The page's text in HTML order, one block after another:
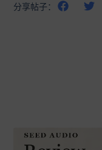
分享帖子：